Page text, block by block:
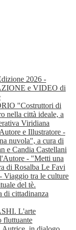
2026 -
e VIDEO di
"Costruttori di
nella città ideale, a
Viridiana
e Illustratore -
nuvola", a cura di
e Candia Castellani
- "Metti una
di Rosalba Le Favi
Viaggio tra le culture
del tè.
di cittadinanza
L'arte
fluttuante